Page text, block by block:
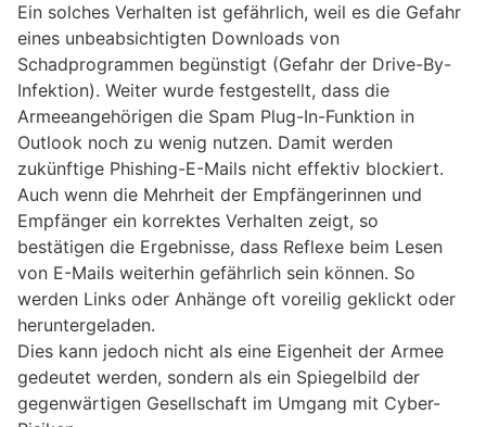
Ein solches Verhalten ist gefährlich, weil es die Gefahr
eines unbeabsichtigten Downloads von
Schadprogrammen begünstigt (Gefahr der Drive-By-
Infektion). Weiter wurde festgestellt, dass die
Armeeangehörigen die Spam Plug-In-Funktion in
Outlook noch zu wenig nutzen. Damit werden
zukünftige Phishing-E-Mails nicht effektiv blockiert.
Auch wenn die Mehrheit der Empfängerinnen und
Empfänger ein korrektes Verhalten zeigt, so
bestätigen die Ergebnisse, dass Reflexe beim Lesen
von E-Mails weiterhin gefährlich sein können. So
werden Links oder Anhänge oft voreilig geklickt oder
heruntergeladen.
Dies kann jedoch nicht als eine Eigenheit der Armee
gedeutet werden, sondern als ein Spiegelbild der
gegenwärtigen Gesellschaft im Umgang mit Cyber-